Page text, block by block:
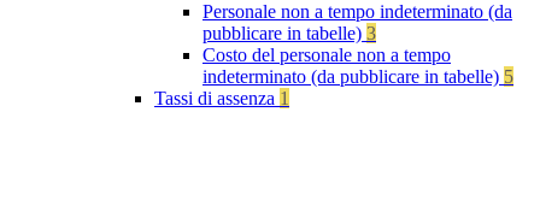
Personale non a tempo indeterminato (da
pubblicare in tabelle) 3
Costo del personale non a tempo
indeterminato (da pubblicare in tabelle) 5
Tassi di assenza 1